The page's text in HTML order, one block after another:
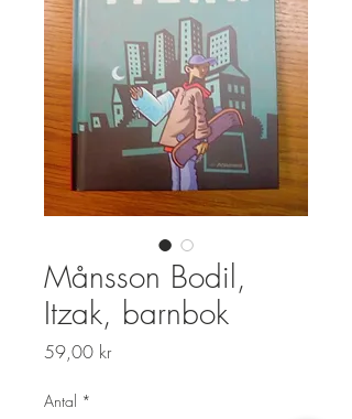
Månsson Bodil,
Itzak, barnbok
59,00 krPris
Antal *